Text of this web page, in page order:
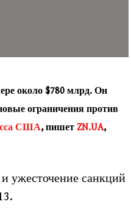
около $780 млрд. Он
ограничения против
США, пишет ZN.UA,
ужесточение санкций